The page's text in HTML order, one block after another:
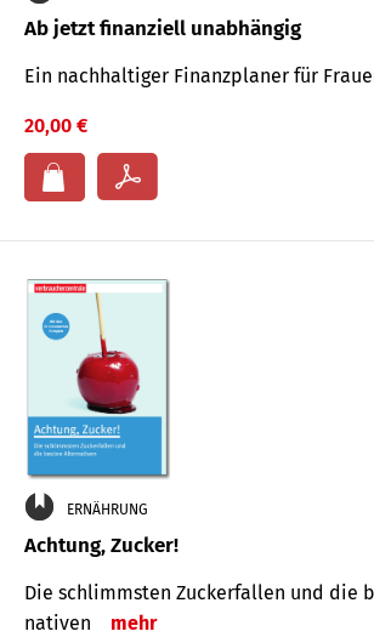
Ab jetzt finanziell unabhängig
Ein nachhaltiger Finanzplaner für
20,00 €
ERNÄHRUNG
Achtung, Zucker!
Die schlimmsten Zucker­fallen und die
nativen
mehr